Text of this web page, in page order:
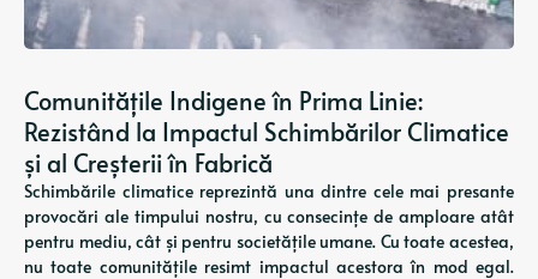
Comunitățile Indigene în Prima Linie:
Rezistând la Impactul Schimbărilor Climatice
și al Creșterii în Fabrică
Schimbările climatice reprezintă una dintre cele mai presante
provocări ale timpului nostru, cu consecințe de amploare atât
pentru mediu, cât și pentru societățile umane. Cu toate acestea,
nu toate comunitățile resimt impactul acestora în mod egal.